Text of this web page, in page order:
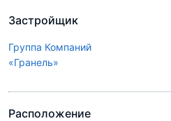
Застройщик
Группа Компаний
«Гранель»
Расположение